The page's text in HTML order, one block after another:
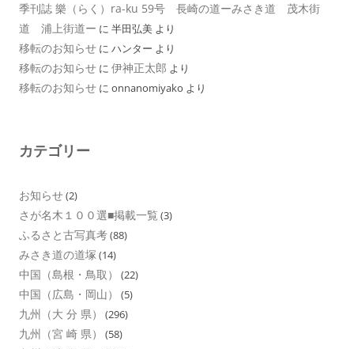
季刊誌 樂（らく）ra-ku 59号 長崎の道ーみさき道 茂木街
道 浦上街道ー に 半田弘美 より
移転のお知らせ に ハンター より
移転のお知らせ に 伊神正太郎 より
移転のお知らせ に onnanomiyako より
カテゴリー
お知らせ(2)
さが名木１００選■掲載一覧 (3)
ふるさと古写真考(88)
みさき道の道塚 (14)
中国（島根・鳥取） (22)
中国（広島・岡山） (5)
九州（大 分 県） (296)
九州（宮 崎 県） (58)